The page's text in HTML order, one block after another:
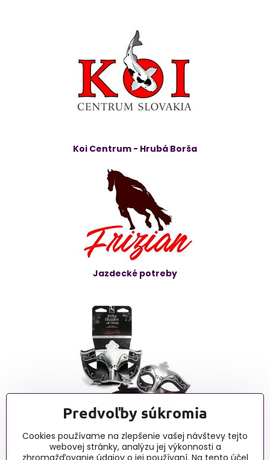
Koi Centrum - Hrubá Borša
Jazdecké potreby
Erotické články - blog
Predvoľby súkromia
Cookies používame na zlepšenie vašej návštevy tejto
webovej stránky, analýzu jej výkonnosti a
zhromažďovanie údajov o jej používaní. Na tento účel